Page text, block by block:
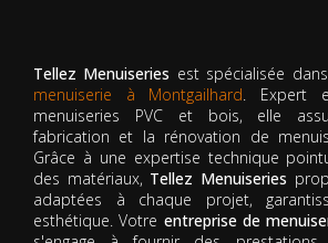
Tellez Menuiseries est spécialisée
menuiserie à Montgailhard. Expert
menuiseries PVC et bois, elle
fabrication et la rénovation de
Grâce à une expertise technique
des matériaux, Tellez Menuiseries
adaptées à chaque projet,
esthétique. Votre entreprise de